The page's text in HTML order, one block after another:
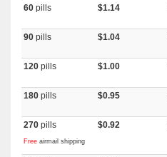
60 pills $1.14
90 pills $1.04
120 pills $1.00
180 pills $0.95
270 pills
Free airmail shipping
$0.92